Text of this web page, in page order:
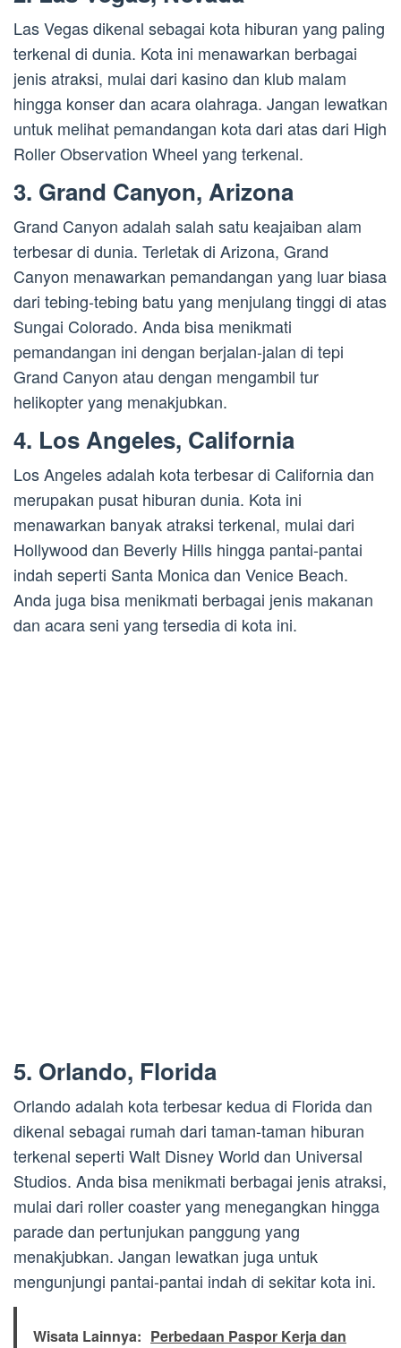
Las Vegas dikenal sebagai kota hiburan yang paling
terkenal di dunia. Kota ini menawarkan berbagai
jenis atraksi, mulai dari kasino dan klub malam
hingga konser dan acara olahraga. Jangan lewatkan
untuk melihat pemandangan kota dari atas dari High
Roller Observation Wheel yang terkenal.
3. Grand Canyon, Arizona
Grand Canyon adalah salah satu keajaiban alam
terbesar di dunia. Terletak di Arizona, Grand
Canyon menawarkan pemandangan yang luar biasa
dari tebing-tebing batu yang menjulang tinggi di atas
Sungai Colorado. Anda bisa menikmati
pemandangan ini dengan berjalan-jalan di tepi
Grand Canyon atau dengan mengambil tur
helikopter yang menakjubkan.
4. Los Angeles, California
Los Angeles adalah kota terbesar di California dan
merupakan pusat hiburan dunia. Kota ini
menawarkan banyak atraksi terkenal, mulai dari
Hollywood dan Beverly Hills hingga pantai-pantai
indah seperti Santa Monica dan Venice Beach.
Anda juga bisa menikmati berbagai jenis makanan
dan acara seni yang tersedia di kota ini.
5. Orlando, Florida
Orlando adalah kota terbesar kedua di Florida dan
dikenal sebagai rumah dari taman-taman hiburan
terkenal seperti Walt Disney World dan Universal
Studios. Anda bisa menikmati berbagai jenis atraksi,
mulai dari roller coaster yang menegangkan hingga
parade dan pertunjukan panggung yang
menakjubkan. Jangan lewatkan juga untuk
mengunjungi pantai-pantai indah di sekitar kota ini.
Wisata Lainnya: Perbedaan Paspor Kerja dan